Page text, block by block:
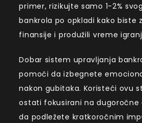
primer, rizikujte samo 1-2%
bankrola po opkladi kako biste
finansije i produžili vreme
Dobar sistem upravljanja
pomoći da izbegnete
nakon gubitaka. Koristeći ovu
ostati fokusirani na dugoročne
da podležete kratkoročnim